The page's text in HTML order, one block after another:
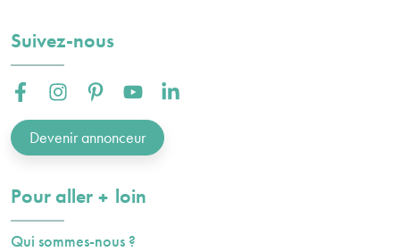
Suivez-nous
Facebook :Instagram :Pinterest :Youtube :Linkedin :
Devenir annonceur
Pour aller plusloin
Qui sommes-nous ?